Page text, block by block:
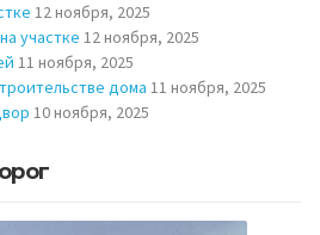
12 ноября, 2025
участке 12 ноября, 2025
11 ноября, 2025
дома 11 ноября, 2025
10 ноября, 2025